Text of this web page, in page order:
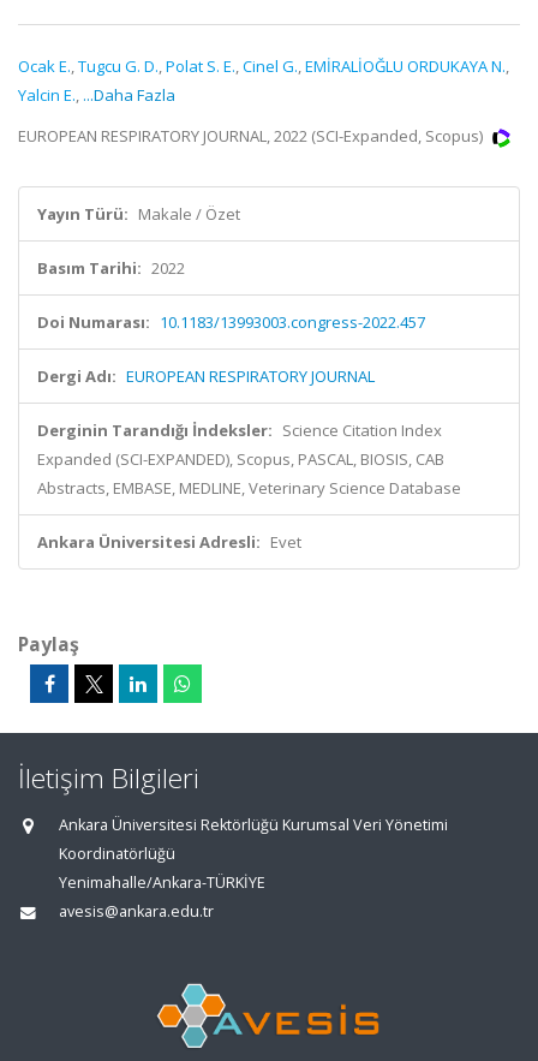
Ocak E.,Tugcu G. D.,Polat S. E.,Cinel G.,EMİRALİOĞLU ORDUKAYA N.,
Yalcin E., ...Daha Fazla
EUROPEAN RESPIRATORY JOURNAL, 2022 (SCI-Expanded, Scopus)
Yayın Türü: Makale / Özet
Basım Tarihi: 2022
Doi Numarası: 10.1183/13993003.congress-2022.457
Dergi Adı: EUROPEAN RESPIRATORY JOURNAL
Derginin Tarandığı İndeksler: Science Citation Index
Expanded (SCI-EXPANDED), Scopus, PASCAL, BIOSIS, CAB
Abstracts, EMBASE, MEDLINE, Veterinary Science Database
Ankara Üniversitesi Adresli: Evet
Paylaş
İletişim Bilgileri
Ankara Üniversitesi Rektörlüğü Kurumsal Veri Yönetimi
Koordinatörlüğü
Yenimahalle/Ankara-TÜRKİYE
avesis@ankara.edu.tr